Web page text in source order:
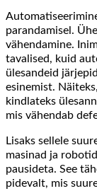
parandamisel.
vähendamine.
tavalised, kuid
ülesandeid
esinemist.
kindlateks
mis vähendab
Lisaks sellele
masinad ja
pausideta. See
pidevalt, mis